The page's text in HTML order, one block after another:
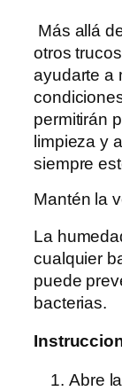
Más allá
otros
ayudarte a
permitirán
limpieza y
siempre
Mantén la
La
cualquier
puede
bacterias.
Abre